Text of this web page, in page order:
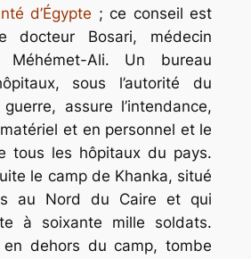
d’Égypte ; ce conseil est
docteur Bosari, médecin
Méhémet-Ali. Un bureau
sous l’autorité du
assure l’intendance,
et en personnel et le
tous les hôpitaux du pays.
le camp de Khanka, situé
au Nord du Caire et qui
à soixante mille soldats.
en dehors du camp, tombe